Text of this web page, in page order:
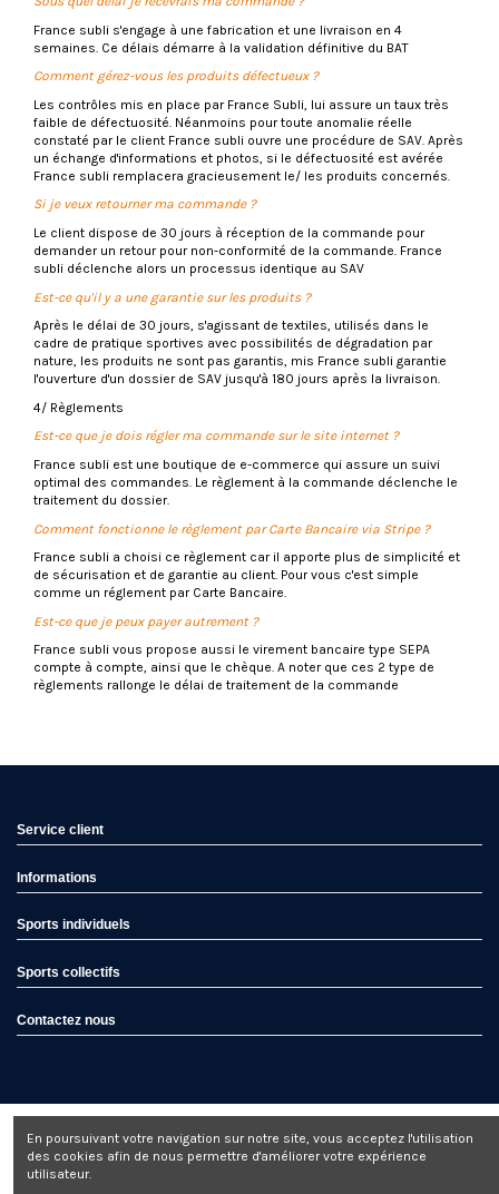
France subli s'engage à une fabrication et une livraison en 4
semaines. Ce délais démarre à la validation définitive du BAT
Comment gérez-vous les produits défectueux ?
Les contrôles mis en place par France Subli, lui assure un taux très
faible de défectuosité. Néanmoins pour toute anomalie réelle
constaté par le client France subli ouvre une procédure de SAV. Après
un échange d'informations et photos, si le défectuosité est avérée
France subli remplacera gracieusement le/ les produits concernés.
Si je veux retourner ma commande ?
Le client dispose de 30 jours à réception de la commande pour
demander un retour pour non-conformité de la commande. France
subli déclenche alors un processus identique au SAV
Est-ce qu'il y a une garantie sur les produits ?
Après le délai de 30 jours, s'agissant de textiles, utilisés dans le
cadre de pratique sportives avec possibilités de dégradation par
nature, les produits ne sont pas garantis, mis France subli garantie
l'ouverture d'un dossier de SAV jusqu'à 180 jours après la livraison.
4/ Règlements
Est-ce que je dois régler ma commande sur le site internet ?
France subli est une boutique de e-commerce qui assure un suivi
optimal des commandes. Le règlement à la commande déclenche le
traitement du dossier.
Comment fonctionne le règlement par Carte Bancaire via Stripe ?
France subli a choisi ce règlement car il apporte plus de simplicité et
de sécurisation et de garantie au client. Pour vous c'est simple
comme un réglement par Carte Bancaire.
Est-ce que je peux payer autrement ?
France subli vous propose aussi le virement bancaire type SEPA
compte à compte, ainsi que le chèque. A noter que ces 2 type de
règlements rallonge le délai de traitement de la commande
Service client
Informations
Sports individuels
Sports collectifs
Contactez nous
En poursuivant votre navigation sur notre site, vous acceptez l'utilisation
des cookies afin de nous permettre d'améliorer votre expérience
utilisateur.